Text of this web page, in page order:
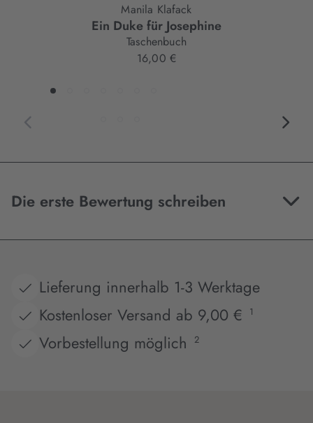
Manila Klafack
Ein Duke für Josephine
Taschenbuch
16,00 €
Die erste Bewertung schreiben
Lieferung innerhalb 1-3 Werktage
Kostenloser Versand ab 9,00 €
1
Vorbestellung möglich 2